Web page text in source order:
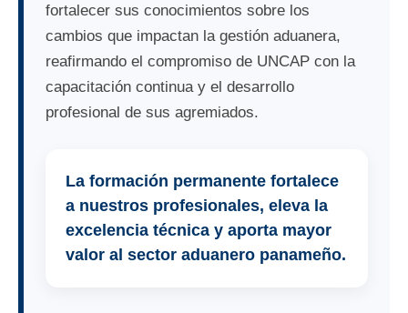
fortalecer sus conocimientos sobre los
cambios que impactan la gestión aduanera,
reafirmando el compromiso de UNCAP con la
capacitación continua y el desarrollo
profesional de sus agremiados.
La formación permanente fortalece
a nuestros profesionales, eleva la
excelencia técnica y aporta mayor
valor al sector aduanero panameño.